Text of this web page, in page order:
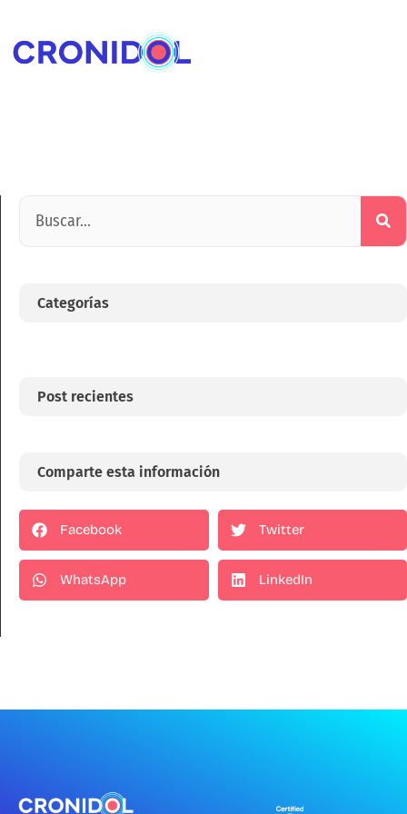
Categorías
Post recientes
Comparte esta información
Facebook Twitter
WhatsApp LinkedIn